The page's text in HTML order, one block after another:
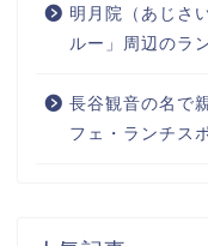
明月院（あじさ
ルー」周辺のラ
長谷観音の名で
フェ・ランチス